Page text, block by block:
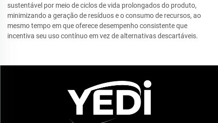
sustentável por meio de ciclos de vida prolongados do produto,
minimizando a geração de resíduos e o consumo de recursos, ao
mesmo tempo em que oferece desempenho consistente que
incentiva seu uso contínuo em vez de alternativas descartáveis.